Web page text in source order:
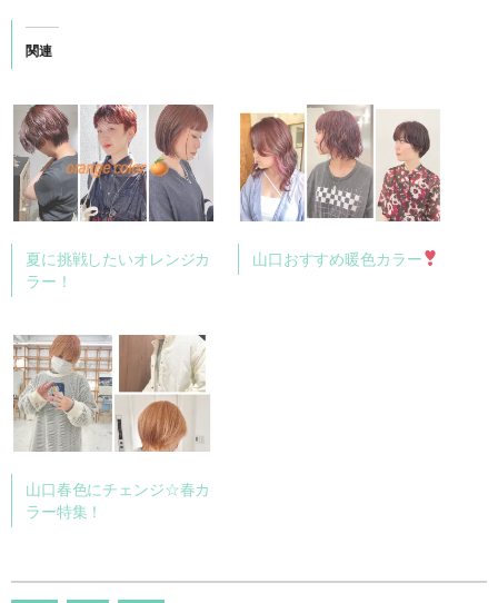
関連
夏に挑戦したいオレンジカ
ラー！
山口おすすめ暖色カラー
山口春色にチェンジ☆春カ
ラー特集！